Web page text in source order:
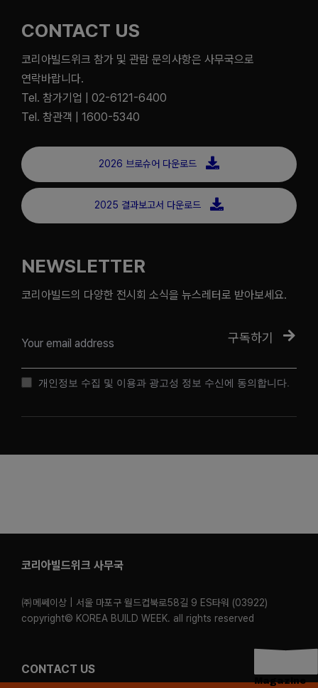
CONTACT US
코리아빌드위크 참가 및 관람 문의사항은 사무국으로
연락바랍니다.
Tel. 참가기업 | 02-6121-6400
Tel. 참관객 | 1600-5340
2026 브로슈어 다운로드
2025 결과보고서 다운로드
NEWSLETTER
코리아빌드의 다양한 전시회 소식을 뉴스레터로 받아보세요.
구독하기
개인정보 수집 및 이용과 광고성 정보 수신에 동의합니다.
코리아빌드위크 사무국
㈜메쎄이상 | 서울 마포구 월드컵북로58길 9 ES타워 (03922)
copyright© KOREA BUILD WEEK. all rights reserved
CONTACT US
Magazine